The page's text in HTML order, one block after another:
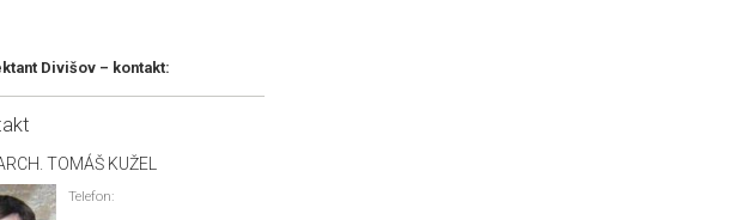
Divišov – kontakt:
TOMÁŠ KUŽEL
Telefon: